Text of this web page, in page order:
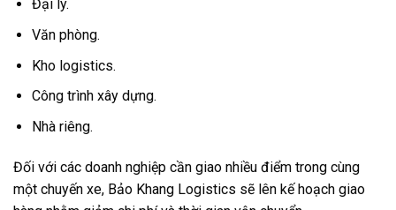
Đại lý.
Văn phòng.
Kho logistics.
Công trình xây dựng.
Nhà riêng.
Đối với các doanh nghiệp cần giao nhiều điểm trong cùng
một chuyến xe, Bảo Khang Logistics sẽ lên kế hoạch giao